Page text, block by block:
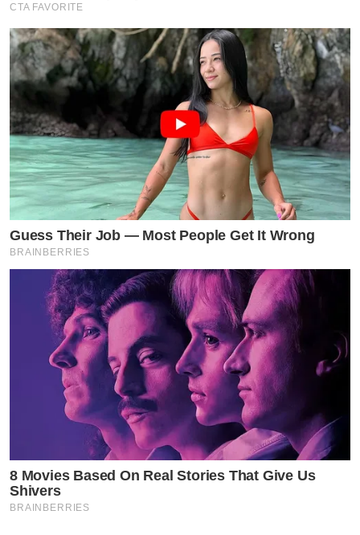
CTA FAVORITE
Guess Their Job — Most People Get It Wrong
BRAINBERRIES
8 Movies Based On Real Stories That Give Us
Shivers
BRAINBERRIES